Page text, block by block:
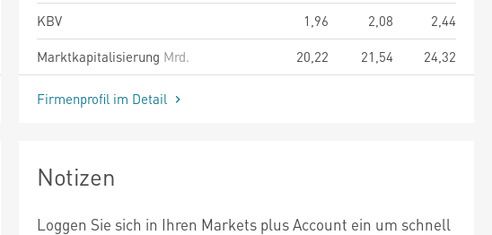
KBV
1,96 2,08
2,44
Marktkapitalisierung Mrd. 20,22 21,54 24,32
Firmenprofil im Detail
Notizen
Loggen Sie sich in Ihren Markets plus Account ein um schnell